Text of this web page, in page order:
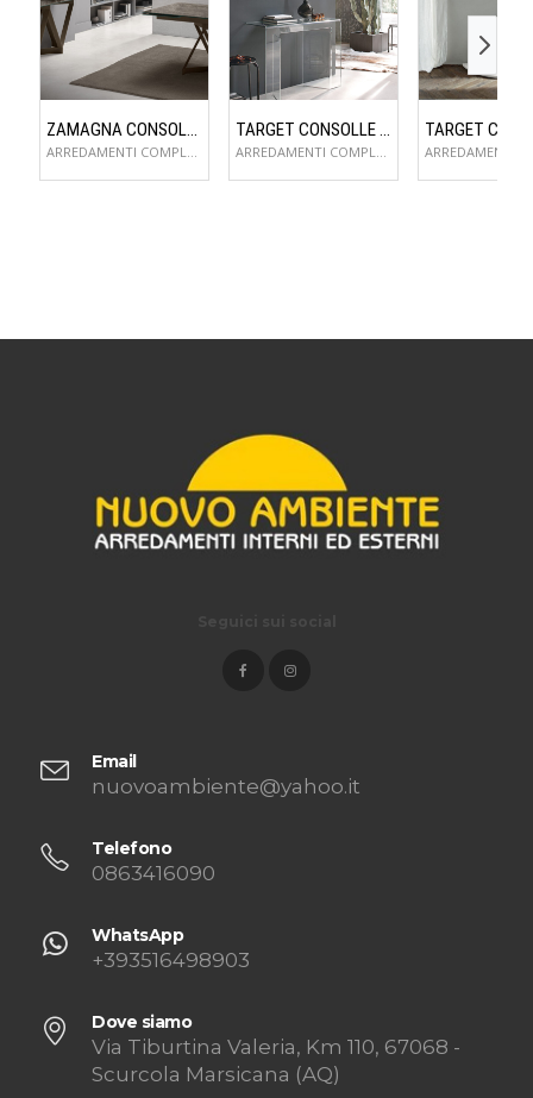
ZAMAGNA CONSOLLE FLAME
ARREDAMENTI COMPLEMENTI D'ARREDO
TARGET CONSOLLE SAGITTA
ARREDAMENTI COMPLEMENTI D'ARREDO
Email
nuovoambiente@yahoo.it
Telefono
0863416090
WhatsApp
+393516498903
Dove siamo
Via Tiburtina Valeria, Km 110, 67068 -
Scurcola Marsicana (AQ)